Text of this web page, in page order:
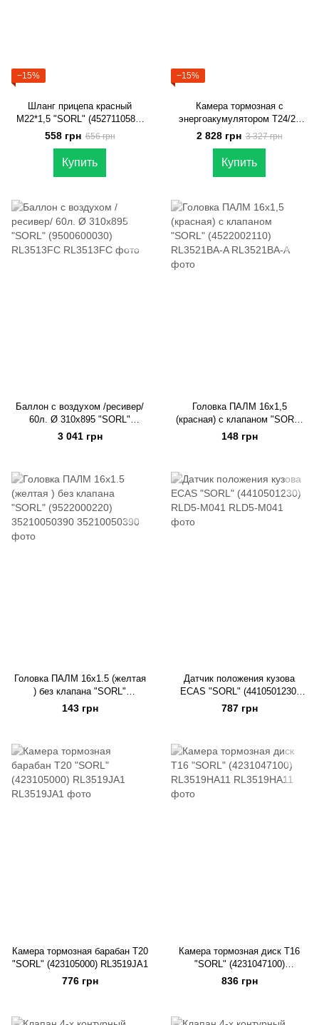
−15%
Шланг прицепа красный
M22*1,5 "SORL" (4527110580)
37300510030
558 грн 656 грн
Купить
−15%
Камера тормозная с
энергоакумулятором Т24/24
КАМАЗ, МАЗ, КрАЗ, ТАТА
1618 VOSS "SORL"
(35309020390)
2 828 грн 3 327 грн
Купить
Баллон с воздухом /ресивер/
60л. Ø 310x895 "SORL"
(9500600030) RL3513FC
3 041 грн
Головка ПАЛМ 16х1,5
(красная) с клапаном "SORL"
(4522002110) RL3521BA-A
148 грн
Головка ПАЛМ 16х1.5 (желтая
) без клапана "SORL"
(9522000220) 35210050390
143 грн
Датчик положения кузова
ECAS "SORL" (4410501230)
RLD5-M041
787 грн
Камера тормозная барабан Т20
"SORL" (423105000) RL3519JA1
776 грн
Камера тормозная диск Т16
"SORL" (4231047100)
RL3519HA11
836 грн